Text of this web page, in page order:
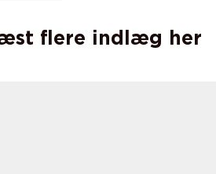
flere indlæg her